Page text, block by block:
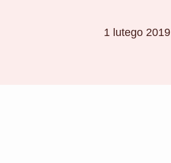
1 lutego 2019